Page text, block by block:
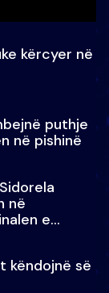
kërcyer në
puthje
në pishinë
në
e
këndojnë së